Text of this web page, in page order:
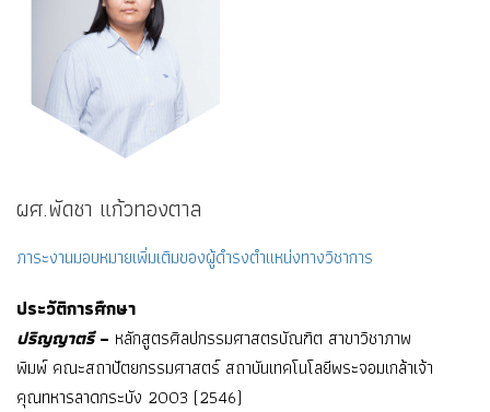
ผศ.พัดชา แก้วทองตาล
ภาระงานมอบหมายเพิ่มเติมของผู้ดำรงตำแหน่งทางวิชาการ
ประวัติการศึกษา
ปริญญาตรี– หลักสูตรศิลปกรรมศาสตรบัณฑิต สาขาวิชาภาพ
พิมพ์ คณะสถาปัตยกรรมศาสตร์ สถาบันเทคโนโลยีพระจอมเกล้าเจ้า
คุณทหารลาดกระบัง 2003 (2546)